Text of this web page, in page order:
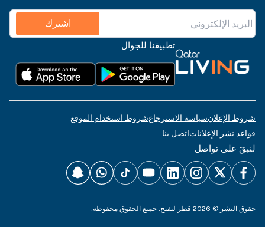
اشترك
تطبيقنا للجوال
شروط الإعلانسياسة الاسترجاعشروط استخدام الموقع
قواعد نشر الإعلاناتاتصل بنا
لنبقَ على تواصل
حقوق النشر © 2026 قطر ليفنج. جميع الحقوق محفوظة.